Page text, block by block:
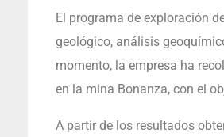
El programa de exploración
geológico, análisis
momento, la empresa ha
en la mina Bonanza, con el
A partir de los resultados